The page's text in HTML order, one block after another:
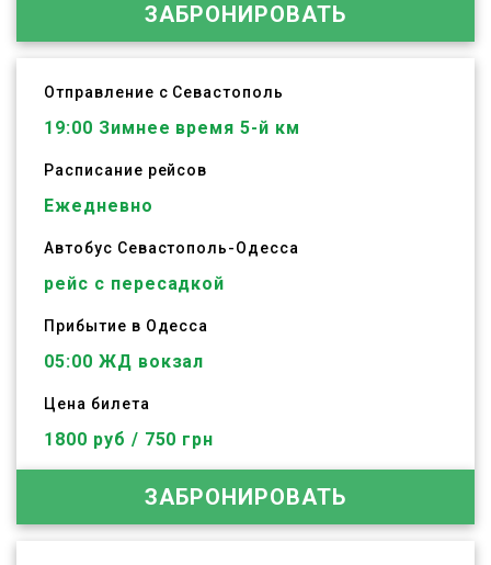
ЗАБРОНИРОВАТЬ
Отправление с Севастополь
19:00 Зимнее время 5-й км
Расписание рейсов
Ежедневно
Автобус Севастополь-Одесса
рейс с пересадкой
Прибытие в Одесса
05:00 ЖД вокзал
Цена билета
1800 руб / 750 грн
ЗАБРОНИРОВАТЬ